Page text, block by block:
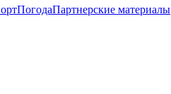
ПогодаПартнерские материалы